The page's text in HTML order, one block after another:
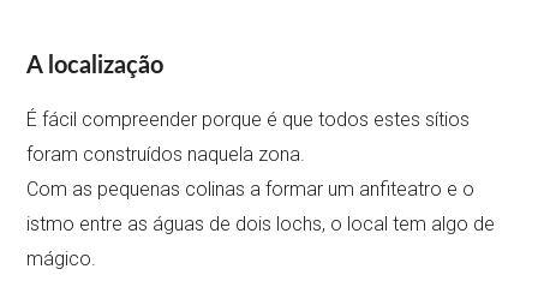
A localização
É fácil compreender porque é que todos estes sítios
foram construídos naquela zona.
Com as pequenas colinas a formar um anfiteatro e o
istmo entre as águas de dois lochs, o local tem algo de
mágico.